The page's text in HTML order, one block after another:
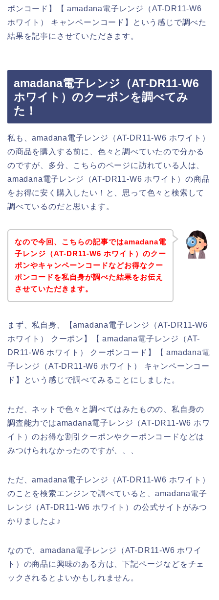
ポンコード】【 amadana電子レンジ（AT-DR11-W6
ホワイト） キャンペーンコード】という感じで調べた
結果を記事にさせていただきます。
amadana電子レンジ（AT-DR11-W6
ホワイト）のクーポンを調べてみ
た！
私も、amadana電子レンジ（AT-DR11-W6 ホワイト）
の商品を購入する前に、色々と調べていたので分かる
のですが、多分、こちらのページに訪れている人は、
amadana電子レンジ（AT-DR11-W6 ホワイト）の商品
をお得に安く購入したい！と、思って色々と検索して
調べているのだと思います。
なので今回、こちらの記事ではamadana電
子レンジ（AT-DR11-W6 ホワイト）のクー
ポンやキャンペーンコードなどお得なクー
ポンコードを私自身が調べた結果をお伝え
させていただきます。
まず、私自身、【amadana電子レンジ（AT-DR11-W6
ホワイト） クーポン】【 amadana電子レンジ（AT-
DR11-W6 ホワイト） クーポンコード】【 amadana電
子レンジ（AT-DR11-W6 ホワイト） キャンペーンコー
ド】という感じで調べてみることにしました。
ただ、ネットで色々と調べてはみたものの、私自身の
調査能力ではamadana電子レンジ（AT-DR11-W6 ホワ
イト）のお得な割引クーポンやクーポンコードなどは
みつけられなかったのですが、、、
ただ、amadana電子レンジ（AT-DR11-W6 ホワイト）
のことを検索エンジンで調べていると、amadana電子
レンジ（AT-DR11-W6 ホワイト）の公式サイトがみつ
かりましたよ♪
なので、amadana電子レンジ（AT-DR11-W6 ホワイ
ト）の商品に興味のある方は、下記ページなどをチェ
ックされるとよいかもしれません。